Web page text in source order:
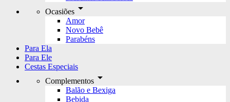
Ocasiões arrow_drop_down
Amor
Novo Bebê
Parabéns
Para Ela
Para Ele
Cestas Especiais
Complementos arrow_drop_down
Balão e Bexiga
Bebida